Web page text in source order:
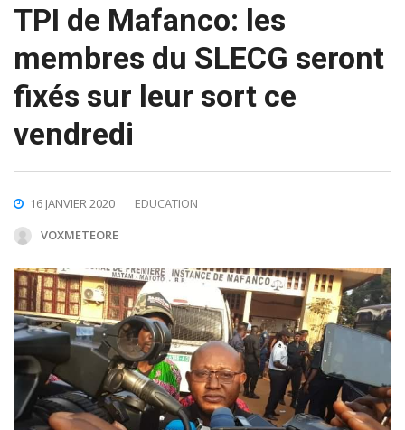
TPI de Mafanco: les
membres du SLECG seront
fixés sur leur sort ce
vendredi
16 JANVIER 2020
EDUCATION
VOXMETEORE